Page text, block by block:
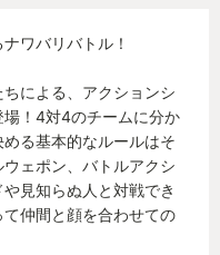
ワバリバトル！
による、アクションシ
場！4対4のチームに分か
る基本的なルールはそ
ェポン、バトルアクシ
見知らぬ人と対戦でき
仲間と顔を合わせての